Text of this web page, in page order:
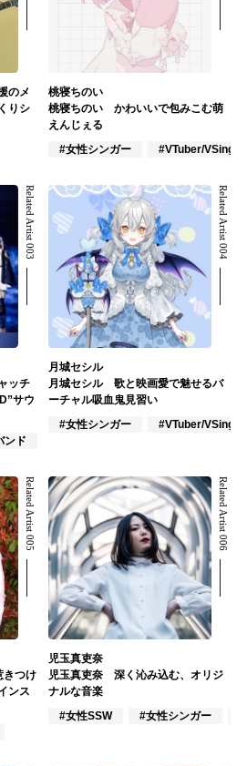
のメ
りシ
桃寝ちのい
桃寝ちのい かわいいで包みこむ萌
えんじぇる
#女性シンガー
#VTuber/VSinger
Related Artist 003
ッチ
サウ
ンド
Related Artist 004
月城セシル
月城セシル 歌と映画愛で魅せるバ
ーチャル吸血鬼見習い
#女性シンガー
#VTuber/VSinger
Related Artist 005
つけ
ンス
Related Artist 006
児玉真吏奈
児玉真吏奈 深く沁み込む、オリジ
ナルな音楽
#女性SSW
#女性シンガー